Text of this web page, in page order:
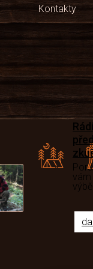
Kontakty
Rádi
vám